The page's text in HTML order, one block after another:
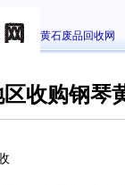
黄石废品回收网
收购钢琴